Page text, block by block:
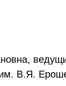
В.Я.